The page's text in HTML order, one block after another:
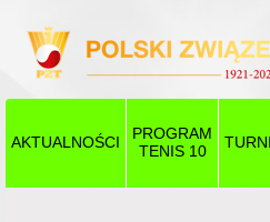
AKTUALNOŚCI
PROGRAM
TENIS 10